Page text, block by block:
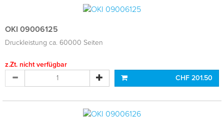
OKI 09006125
Druckleistung ca. 60000 Seiten
z.Zt. nicht verfügbar
CHF 201.50